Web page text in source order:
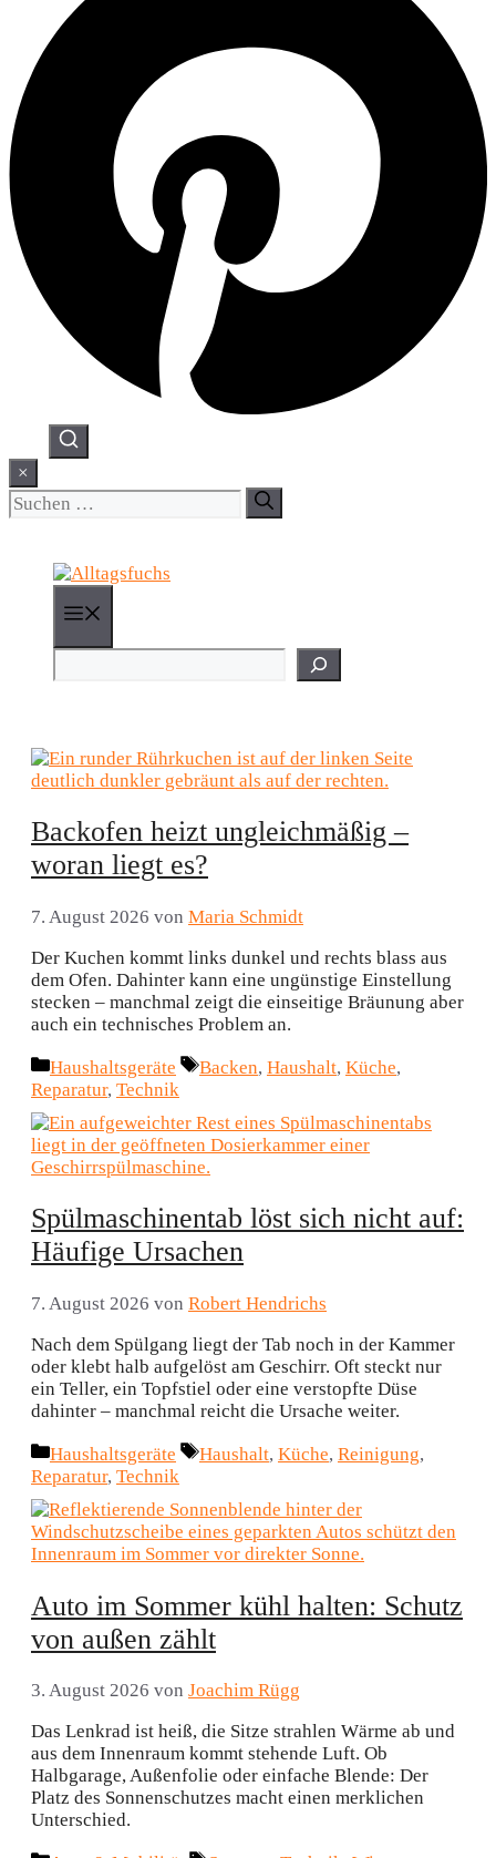
×
Suchen
nach:
Suchen
Backofen heizt ungleichmäßig –
woran liegt es?
7. August 2026 von Maria Schmidt
Der Kuchen kommt links dunkel und rechts blass aus
dem Ofen. Dahinter kann eine ungünstige Einstellung
stecken – manchmal zeigt die einseitige Bräunung aber
auch ein technisches Problem an.
Kategorien
Haushaltsgeräte Schlagwörter
Backen, Haushalt, Küche,
Reparatur, Technik
Spülmaschinentab löst sich nicht auf:
Häufige Ursachen
7. August 2026 von Robert Hendrichs
Nach dem Spülgang liegt der Tab noch in der Kammer
oder klebt halb aufgelöst am Geschirr. Oft steckt nur
ein Teller, ein Topfstiel oder eine verstopfte Düse
dahinter – manchmal reicht die Ursache weiter.
Kategorien
Haushaltsgeräte Schlagwörter
Haushalt, Küche, Reinigung,
Reparatur, Technik
Auto im Sommer kühl halten: Schutz
von außen zählt
3. August 2026 von Joachim Rügg
Das Lenkrad ist heiß, die Sitze strahlen Wärme ab und
aus dem Innenraum kommt stehende Luft. Ob
Halbgarage, Außenfolie oder einfache Blende: Der
Platz des Sonnenschutzes macht einen merklichen
Unterschied.